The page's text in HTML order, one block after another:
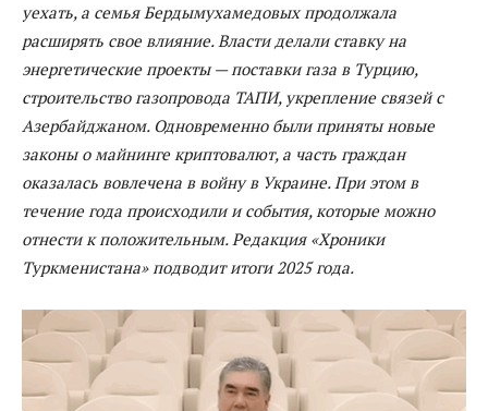
уехать, а семья Бердымухамедовых продолжала
расширять свое влияние. Власти делали ставку на
энергетические проекты — поставки газа в Турцию,
строительство газопровода ТАПИ, укрепление связей с
Азербайджаном. Одновременно были приняты новые
законы о майнинге криптовалют, а часть граждан
оказалась вовлечена в войнувУкраине. При этом в
течение года происходили и события, которые можно
отнести к положительным. Редакция «Хроники
Туркменистана» подводит итоги 2025 года.